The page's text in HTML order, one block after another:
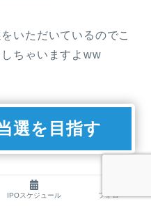
いただいているのでこ
ちゃいますよww
選を目指す
らも合わせてどうぞ。
IPOスケジュール フォロー